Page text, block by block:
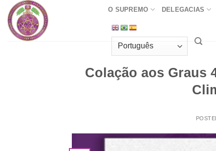
Skip
content
O SUPREMO DELEGACIAS
Colação aos Graus